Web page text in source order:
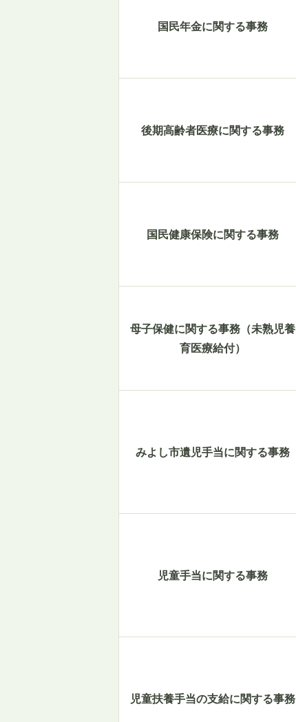
国民年金に関する事務
後期高齢者医療に関する事務
国民健康保険に関する事務
母子保健に関する事務（未熟児養
育医療給付）
みよし市遺児手当に関する事務
児童手当に関する事務
児童扶養手当の支給に関する事務